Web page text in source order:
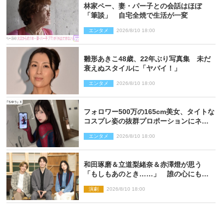
林家ペー、妻・パー子との会話はほぼ
「筆談」 自宅全焼で生活が一変
エンタメ 2026/8/10 18:00
雛形あきこ48歳、22年ぶり写真集 未だ
衰えぬスタイルに「ヤバイ！」
エンタメ 2026/8/10 18:00
フォロワー500万の165cm美女、タイトな
コスプレ姿の抜群プロポーションにネッ
エンタメ 2026/8/10 18:00
和田琢磨＆立道梨緒奈＆赤澤燈が思う
「もしもあのとき……」 誰の心にもあ
思い
演劇 2026/8/10 18:00